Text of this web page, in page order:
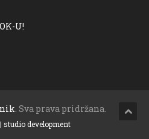
U!
. Sva prava pridržana.
studio development